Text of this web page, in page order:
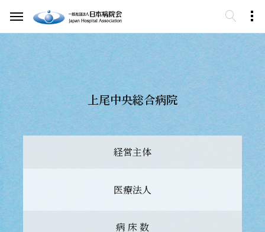
上尾中央総合病院
経営主体
医療法人
病 床 数